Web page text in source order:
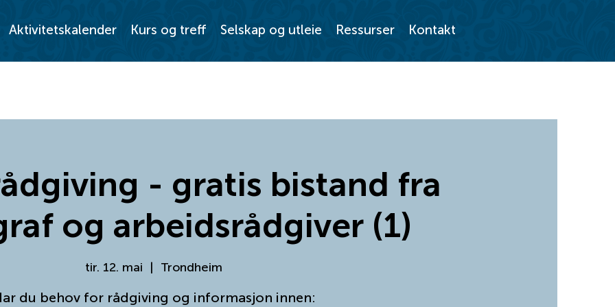
Aktivitetskalender Kurs og treff Selskap og utleie Ressurser Kontakt
- gratis bistand fra
og arbeidsrådgiver (1)
tir. 12. mai
  |
Trondheim
du behov for rådgiving og informasjon innen: